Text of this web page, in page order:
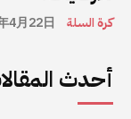
كرة السلة 4月22日
أحدث